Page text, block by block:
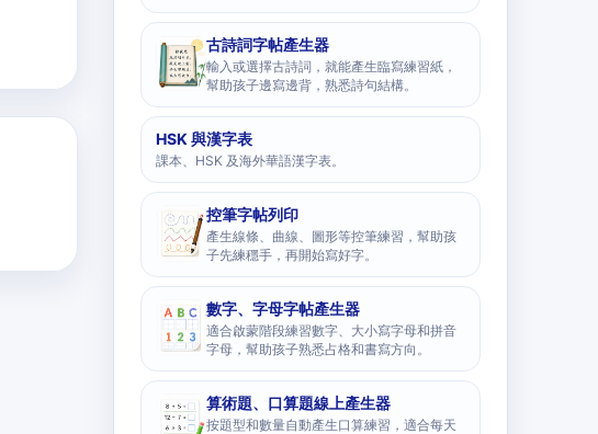
古詩詞字帖產生器
輸入或選擇古詩詞，就能產生臨寫練習紙，
幫助孩子邊寫邊背，熟悉詩句結構。
HSK 與漢字表
課本、HSK 及海外華語漢字表。
控筆字帖列印
產生線條、曲線、圖形等控筆練習，幫助孩
子先練穩手，再開始寫好字。
數字、字母字帖產生器
適合啟蒙階段練習數字、大小寫字母和拼音
字母，幫助孩子熟悉占格和書寫方向。
算術題、口算題線上產生器
按題型和數量自動產生口算練習，適合每天